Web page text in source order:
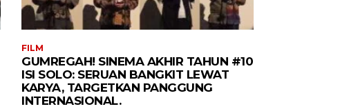
FILM
GUMREGAH! SINEMA AKHIR TAHUN #10
ISI SOLO: SERUAN BANGKIT LEWAT
KARYA, TARGETKAN PANGGUNG
INTERNASIONAL.